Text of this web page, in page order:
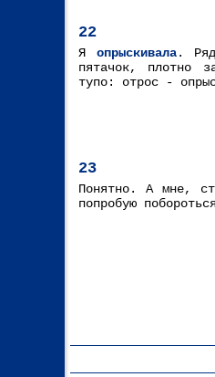
22
Я опрыскивала.
пятачок, плотно
тупо: отрос -
23
Понятно. А мне,
попробую